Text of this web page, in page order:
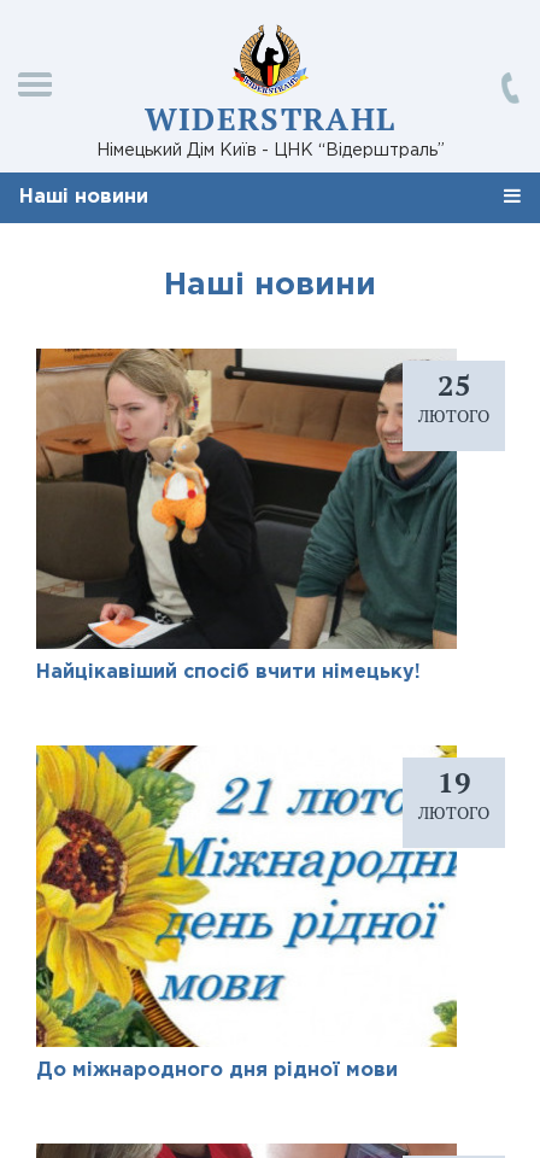
WIDERSTRAHL
Німецький Дім Київ - ЦНК “Відерштраль”
Наші новини
Наші новини
25
ЛЮТОГО
Найцікавіший спосіб вчити німецьку!
19
ЛЮТОГО
До міжнародного дня рідної мови